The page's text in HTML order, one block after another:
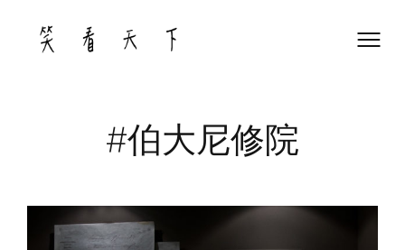
content
#伯大尼修院